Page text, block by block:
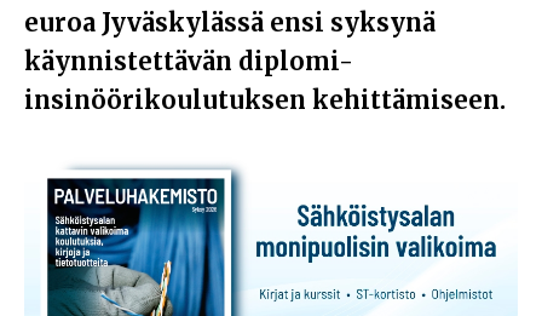
euroa Jyväskylässä ensi syksynä
käynnistettävän diplomi-
insinöörikoulutuksen kehittämiseen.